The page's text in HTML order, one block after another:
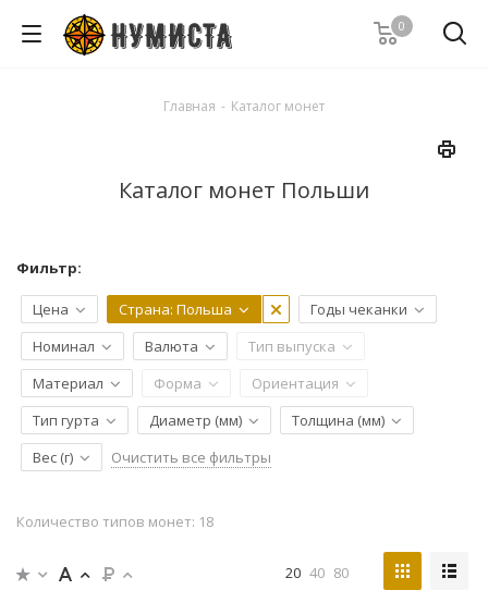
0
Главная - Каталог монет
Каталог монет Польши
Фильтр:
Цена Страна: Польша
Годы чеканки
Номинал
Валюта
Тип выпуска
Материал
Форма
Ориентация
Тип гурта
Диаметр (мм)
Толщина (мм)
Вес (г)
Очистить все фильтры
Количество типов монет: 18
20 40 80